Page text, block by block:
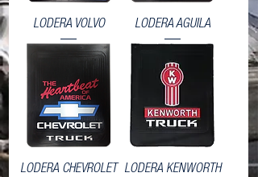
LODERA VOLVO LODERA AGUILA
LODERA CHEVROLET LODERA KENWORTH